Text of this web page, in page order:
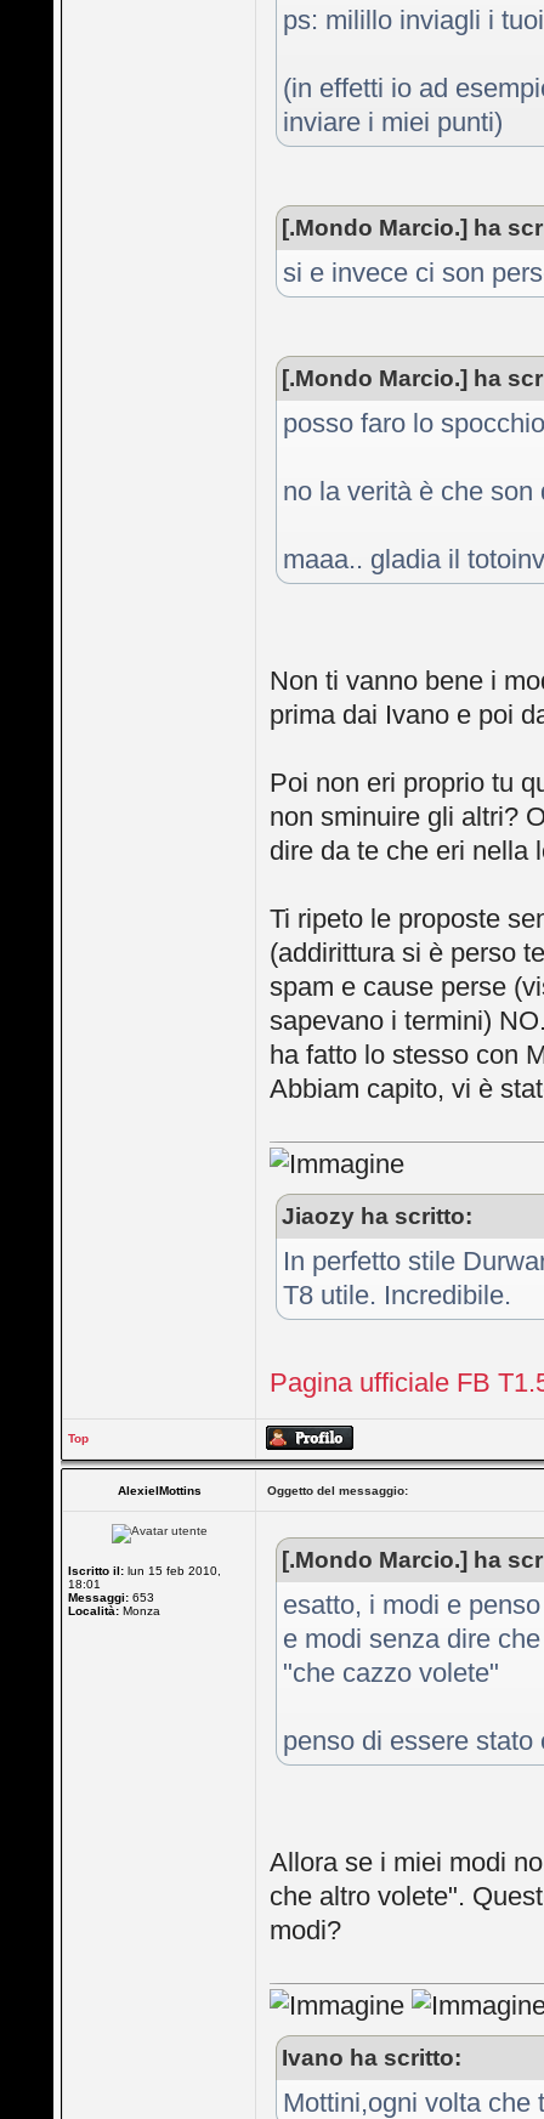
ps: milillo inviagli i
(in effetti io ad
inviare i miei punti)
[.Mondo Marcio.] ha
si e invece ci son
[.Mondo Marcio.] ha
posso faro lo
no la verità è che son
maaa.. gladia il
Non ti vanno bene i
prima dai Ivano e poi
Poi non eri proprio tu
non sminuire gli altri?
dire da te che eri nella
Ti ripeto le proposte
(addirittura si è perso
spam e cause perse
sapevano i termini)
ha fatto lo stesso con
Abbiam capito, vi è
Jiaozy ha scritto:
In perfetto stile
T8 utile. Incredibile.
Pagina ufficiale FB
Top
AlexielMottins Oggetto del messaggio:
Iscritto il: lun 15 feb 2010,
18:01
Messaggi: 653
Località: Monza
[.Mondo Marcio.] ha
esatto, i modi e
e modi senza dire
"che cazzo volete"
penso di essere stato
Allora se i miei modi
che altro volete".
modi?
Ivano ha scritto:
Mottini,ogni volta che